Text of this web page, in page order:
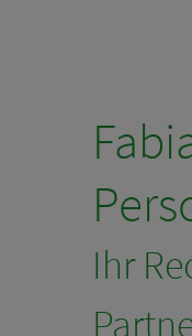
Ihr